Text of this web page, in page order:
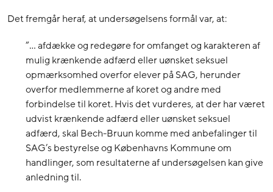
Det fremgår heraf, at undersøgelsens formål var, at:
”… afdække og redegøre for omfanget og karakteren af
mulig krænkende adfærd eller uønsket seksuel
opmærksomhed overfor elever på SAG, herunder
overfor medlemmerne af koret og andre med
forbindelse til koret. Hvis det vurderes, at der har været
udvist krænkende adfærd eller uønsket seksuel
adfærd, skal Bech-Bruun komme med anbefalinger til
SAG’s bestyrelse og Københavns Kommune om
handlinger, som resultaterne af undersøgelsen kan give
anledning til.